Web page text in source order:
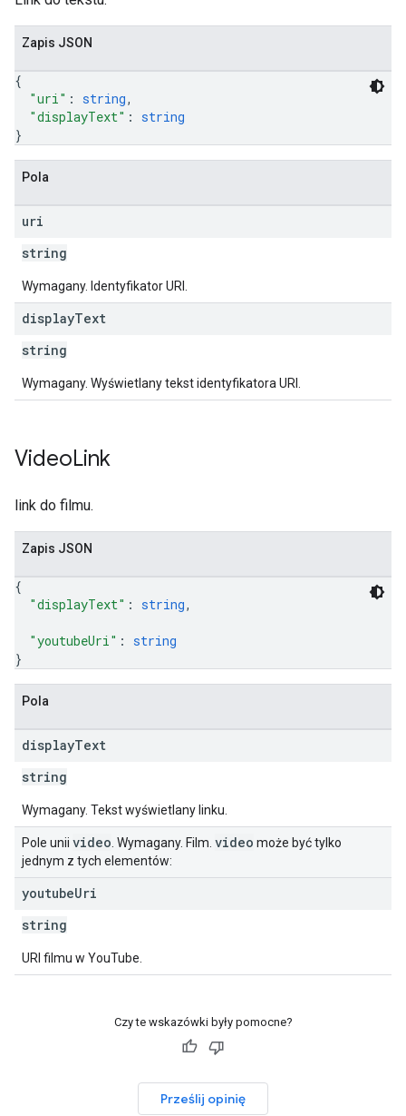
Zapis JSON
{
"uri" : string,
"displayText" : string
}
Pola
uri
string
Wymagany. Identyfikator URI.
displayText
string
Wymagany. Wyświetlany tekst identyfikatora URI.
VideoLink
link do filmu.
Zapis JSON
{
"displayText" : string,
"youtubeUri" : string
}
Pola
displayText
string
Wymagany. Tekst wyświetlany linku.
Pole unii video . Wymagany. Film. video może być tylko
jednym z tych elementów:
youtubeUri
string
URI filmu w YouTube.
Czy te wskazówki były pomocne?
Prześlij opinię